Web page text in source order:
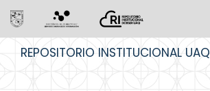
REPOSITORIO INSTITUCIONAL UAQ